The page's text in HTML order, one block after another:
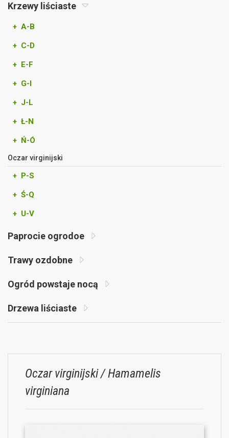
Krzewy liściaste
+ A-B
+ C-D
+ E-F
+ G-I
+ J-L
+ Ł-N
+ Ń-Ó
Oczar virginijski
+ P-S
+ Ś-Q
+ U-V
Paprocie ogrodoe
Trawy ozdobne
Ogród powstaje nocą
Drzewa liściaste
Oczar virginijski / Hamamelis
virginiana